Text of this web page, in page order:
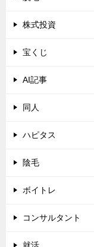
株式投資
宝くじ
AI記事
同人
ハピタス
陰毛
ボイトレ
コンサルタント